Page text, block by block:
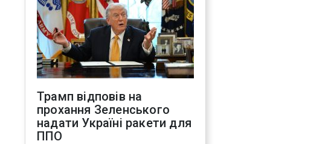
Трамп відповів на
прохання Зеленського
надати Україні ракети для
ППО